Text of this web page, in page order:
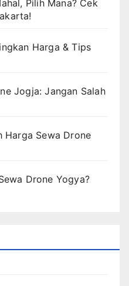
Pilih Mana? Cek
Harga & Tips
Jogja: Jangan Salah
Harga Sewa Drone
Drone Yogya?